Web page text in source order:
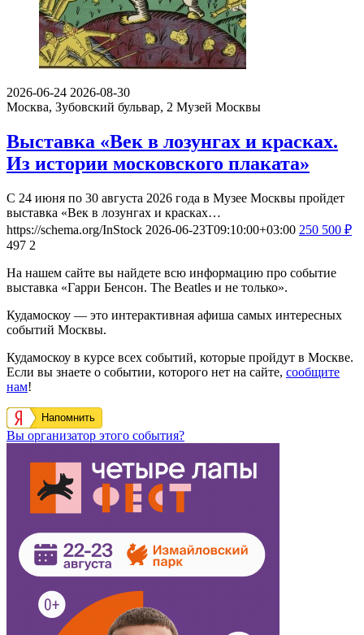
2026-06-24 2026-08-30
Москва, Зубовский бульвар, 2 Музей Москвы
Выставка «Век в лозунгах и красках.
Из истории московского плаката»
С 24 июня по 30 августа 2026 года в Музее Москвы пройдет
выставка «Век в лозунгах и красках…
https://schema.org/InStock 2026-06-23T09:10:00+03:00 250 500 ₽
497 2
На нашем сайте вы найдете всю информацию про событие
выставка «Гарри Бенсон. The Beatles и не только».
Кудамоскоу — это интерактивная афиша самых интересных
событий Москвы.
Кудамоскоу в курсе всех событий, которые пройдут в Москве.
Если вы знаете о событии, которого нет на сайте, сообщите
нам!
Напомнить
Вы организатор этого события?